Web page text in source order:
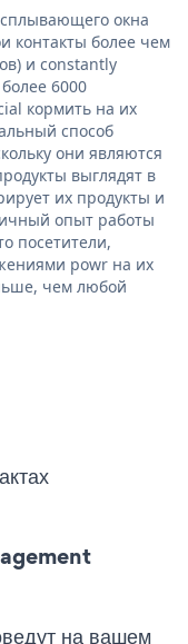
окна
контакты более чем
и constantly
6000
кормить на их
способ
они являются
выглядят в
их продукты и
опыт работы
посетители,
powr на их
чем любой
на вашем